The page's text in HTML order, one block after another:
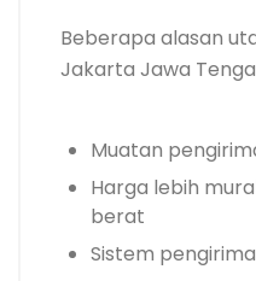
Beberapa alasan
Jakarta Jawa
Muatan
Harga lebih
berat
Sistem